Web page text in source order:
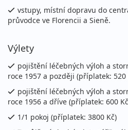
vstupy, místní dopravu do
průvodce ve Florencii a Sieně.
Výlety
pojištění léčebných výloh a
roce 1957 a později (příplatek: 520
pojištění léčebných výloh a
roce 1956 a dříve (příplatek: 600
1/1 pokoj (příplatek: 3800 Kč)